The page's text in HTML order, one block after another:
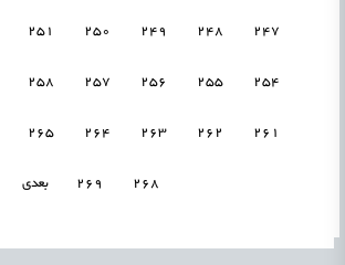
247
248
249
250
251
254
255
256
257
258
261
262
263
264
265
268
269 بعدی